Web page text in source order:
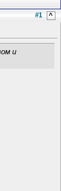
#1 ^
и